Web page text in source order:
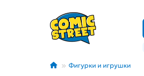
Фигурки и игрушки